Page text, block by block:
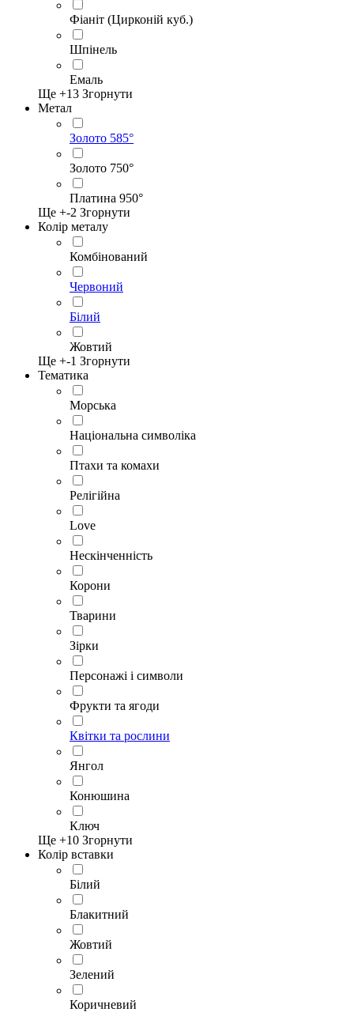
Фіаніт (Цирконій куб.)
Шпінель
Емаль
Ще +13 Згорнути
Метал
Золото 585°
Золото 750°
Платина 950°
Ще +-2 Згорнути
Колір металу
Комбінований
Червоний
Білий
Жовтий
Ще +-1 Згорнути
Тематика
Морська
Національна символіка
Птахи та комахи
Релігійна
Love
Нескінченність
Корони
Тварини
Зірки
Персонажі і символи
Фрукти та ягоди
Квітки та рослини
Янгол
Конюшина
Ключ
Ще +10 Згорнути
Колір вставки
Білий
Блакитний
Жовтий
Зелений
Коричневий